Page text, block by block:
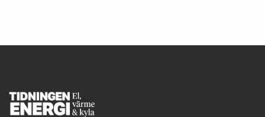
Footer